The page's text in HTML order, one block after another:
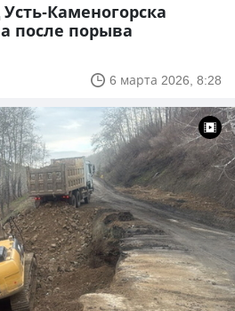
Каменогорска
после порыва
6 марта 2026, 8:28